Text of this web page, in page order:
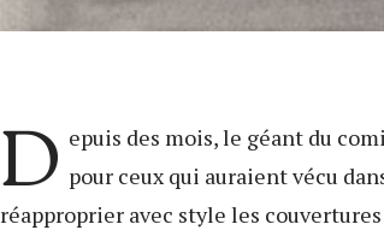
D epuis des mois, le géant du
pour ceux qui auraient vécu
réapproprier avec style les